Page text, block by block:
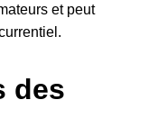
et peut
des